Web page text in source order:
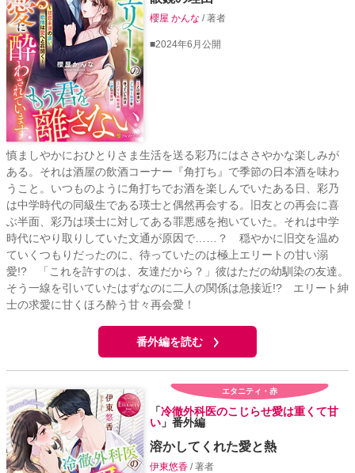
櫻屋 かんな/ 著者
■2024年6月公開
慎ましやかにおひとりさま生活を送る彩乃にはささやかな楽しみが
ある。それは酒屋の飲酒コーナー『角打ち』で季節の日本酒を味わ
うこと。いつものように角打ちでお酒を楽しんでいたある日、彩乃
は中学時代の同級生である瑛士と偶然再会する。旧友との再会に喜
ぶ半面、彩乃は瑛士に対してある罪悪感を抱いていた。それは中学
時代にやり取りしていた文通が原因で……？ 穏やかに旧交を温め
ていくつもりだったのに、待っていたのは極上エリートの甘い溺
愛!? 「これを許すのは、友達だから？」彼はただの幼馴染の友達。
そう一線を引いていたはずなのに二人の関係は急接近!? エリート紳
士の求愛に甘くほろ酔う甘々再会愛！
番外編を読む
エタニティ・赤
「冷徹外科医のこじらせ愛は重くて甘
い 」番外編
溶かしてくれた愛と熱
伊東悠香/ 著者